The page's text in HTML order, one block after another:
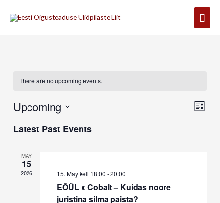
There are no upcoming events.
Views
Event
List
Upcoming
date.
Latest Past Events
MAY
15
2026 15. May kell 18:00 -20:00
EÕÜL x Cobalt – Kuidas noore
juristina silma paista?